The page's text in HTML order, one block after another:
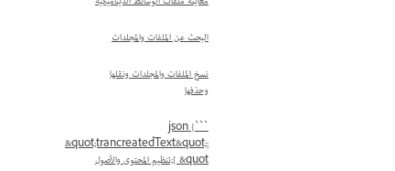
البحث عن الملفات والمجلدات
نسخ الملفات والمجلدات ونقلها
وحذفها
```json {
&quot;trancreatedText&quot;:
[ &quot;تنظيم المحتوى والأصول